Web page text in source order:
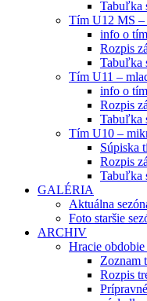
Tabuľka
Tím U12 MS –
info o
Rozpis
Tabuľka
Tím U11 –
info o
Rozpis
Tabuľka
Tím U10 –
Súpiska
Rozpis
Tabuľka
GALÉRIA
Aktuálna
Foto staršie
ARCHIV
Hracie
Zoznam
Rozpis